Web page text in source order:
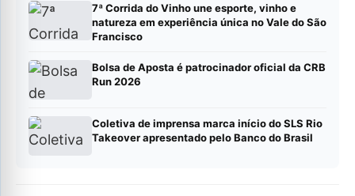
7ª Corrida do Vinho une esporte, vinho e
natureza em experiência única no Vale do São
Francisco
Bolsa de Aposta é patrocinador oficial da CRB
Run 2026
Coletiva de imprensa marca início do SLS Rio
Takeover apresentado pelo Banco do Brasil